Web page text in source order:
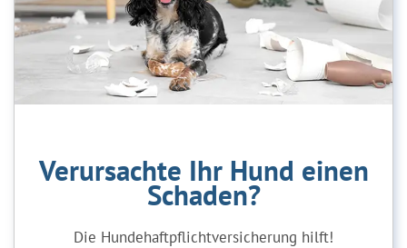
Verursachte Ihr Hund einen
Schaden?
Die Hundehaftpflichtversicherung hilft!